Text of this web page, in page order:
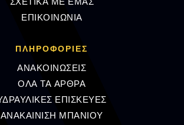
ΕΠΙΚΟΙΝΩΝΙΑ
ΠΛΗΡΟΦΟΡΊΕΣ
ΑΝΑΚΟΙΝΩΣΕΙΣ
ΟΛΑ ΤΑ ΑΡΘΡΑ
ΕΠΙΣΚΕΥΕΣ
ΑΝΑΚΑΙΝΙΣΗ ΜΠΑΝΙΟΥ